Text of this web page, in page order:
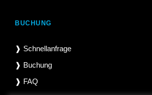
BUCHUNG
❱ Schnellanfrage
❱ Buchung
❱ FAQ